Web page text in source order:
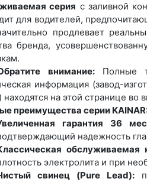
серия с заливной
для водителей,
продлевает
бренда,
внимание:Полные
информация (завод-
находятся на этой странице во
преимущества серии
гарантия 36
надежность
обслуживаемая
электролита и при
свинец (Pure Lead):